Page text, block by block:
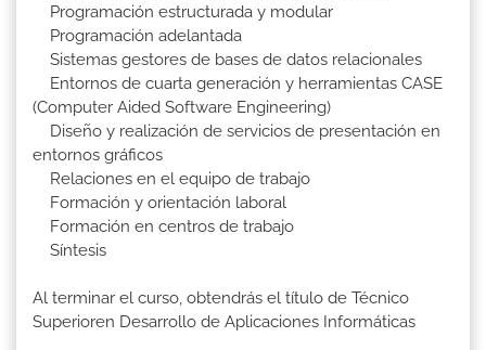
Programación estructurada y modular
Programación adelantada
Sistemas gestores de bases de datos relacionales
Entornos de cuarta generación y herramientas CASE
(Computer Aided Software Engineering)
Diseño y realización de servicios de presentación en
entornos gráficos
Relaciones en el equipo de trabajo
Formación y orientación laboral
Formación en centros de trabajo
Síntesis
Al terminar el curso, obtendrás el título de Técnico
Superioren Desarrollo de Aplicaciones Informáticas